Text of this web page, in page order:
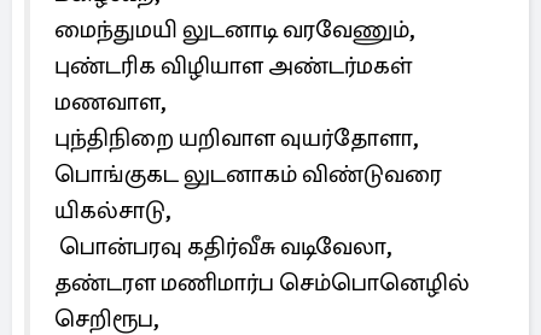
மைந்துமயி லுடனாடி வரவேணும்,
புண்டரிக விழியாள அண்டர்மகள்
மணவாள,
புந்திநிறை யறிவாள வுயர்தோளா,
பொங்குகட லுடனாகம் விண்டுவரை
யிகல்சாடு,
பொன்பரவு கதிர்வீசு வடிவேலா,
தண்டரள மணிமார்ப செம்பொனெழில்
செறிரூப,